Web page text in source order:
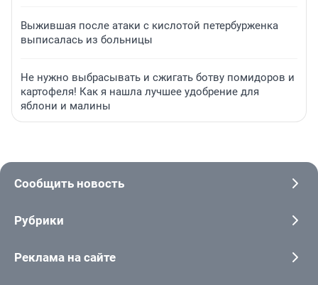
Выжившая после атаки с кислотой петербурженка
выписалась из больницы
Не нужно выбрасывать и сжигать ботву помидоров и
картофеля! Как я нашла лучшее удобрение для
яблони и малины
Сообщить новость
Рубрики
Реклама на сайте